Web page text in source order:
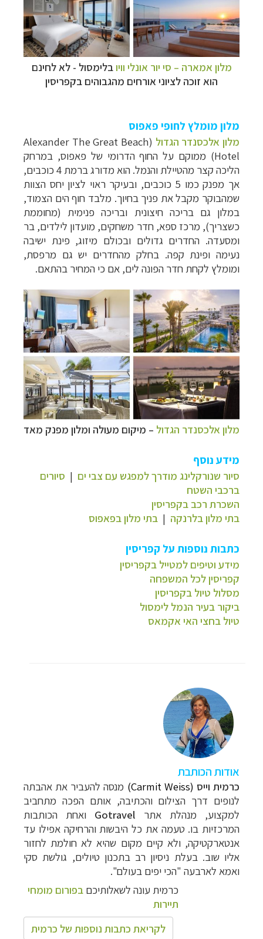
מלון אמארה – סי יור אונלי וויובלימסול - לא לחינם
הוא זוכה לציוני אורחים מהגבוהים בקפריסין
מלון מומלץ לחופי פאפוס
מלון אלכסנדר הגדול (
Alexander The Great Beach
Hotel) ממוקם על החוף הדרומי של פאפוס, במרחק
הליכה קצר מהטיילת והנמל. הוא מדורג ברמת 4 כוכבים,
אך מפנק כמו 5 כוכבים, ובעיקר ראוי לציון יחס הצוות
שמהבוקר מקבל את פניך בחיוך. מלבד חוף הים הצמוד,
במלון גם בריכה חיצונית ובריכה פנימית (מחוממת
כשצריך), מרכז ספא, חדר משחקים, מועדון לילדים, בר
ומסעדה. החדרים גדולים ובכולם מיזוג, פינת ישיבה
נעימה ופינת קפה. בחלק מהחדרים יש גם מרפסת,
ומומלץ לקחת חדר הפונה לים, אם כי המחיר בהתאם.
מלון אלכסנדר הגדול – מיקום מעולה ומלון מפנק מאד
מידע נוסף
סיור שנורקלינג מודרך למפגש עם צבי ים | סיורים
ברכבי השטח
השכרת רכב בקפריסין
בתי מלון בלרנקה | בתי מלון בפאפוס
כתבות נוספות על קפריסין
מידע וטיפים למטייל בקפריסין
קפריסין לכל המשפחה
מסלול טיול בקפריסין
ביקור בעיר הנמל לימסול
טיול בחצי האי אקמאס
אודות הכותבת
כרמית וייס (Carmit Weiss)
מנסה להעביר את אהבתה
לנופים דרך הצילום והכתיבה, אותם הפכה מתחביב
למקצוע, מנהלת אתר Gotravel
ואחת הכותבות
המרכזיות בו. טעמה את כל היבשות והרחיקה אפילו עד
אנטארקטיקה, ולא קיים מקום שהיא לא חולמת לחזור
אליו שוב. בעלת ניסיון רב בתכנון טיולים, גולשת סקי
ואמא לארבעה "הכי יפים בעולם".
כרמית עונה לשאלותיכם בפורום מומחי
תיירות
לקריאת כתבות נוספות של כרמית